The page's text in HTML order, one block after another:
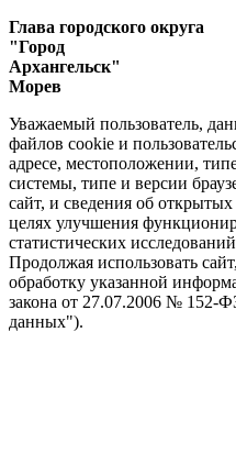
Глава городского округа
"Город
Морев
Уважаемый пользователь,
файлов cookie и
адресе, местоположении,
системы, типе и версии
сайт, и сведения об
целях улучшения
статистических
Продолжая использовать
обработку указанной
закона от 27.07.2006 № 152-
данных").